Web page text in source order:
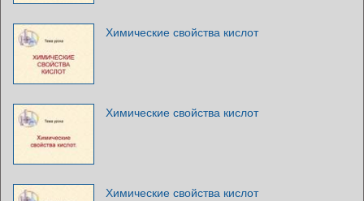
Химические свойства кислот
Химические свойства кислот
Химические свойства кислот